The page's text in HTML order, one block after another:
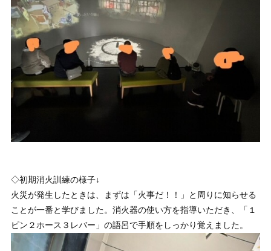
◇初期消火訓練の様子↓
火災が発生したときは、まずは「火事だ！！」と周りに知らせる
ことが一番と学びました。消火器の使い方を指導いただき、「１
ピン２ホース３レバー」の語呂で手順をしっかり覚えました。